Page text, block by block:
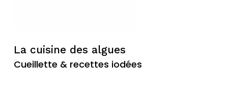
La cuisine des algues
Cueillette & recettes iodées